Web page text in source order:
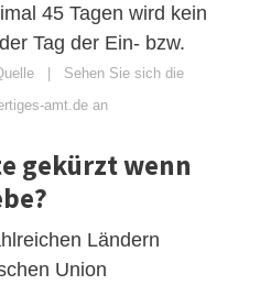
45 Tagen wird kein
Tag der Ein- bzw.
| Sehen Sie sich die
amt.de an
gekürzt wenn
Ländern
Union